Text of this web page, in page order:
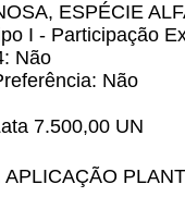
ESPÉCIE
I - Participação
Não
Não
7.500,00 UN